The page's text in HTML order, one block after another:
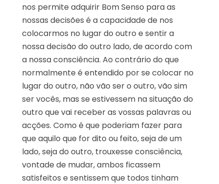
nos permite adquirir Bom Senso para as
nossas decisões é a capacidade de nos
colocarmos no lugar do outro e sentir a
nossa decisão do outro lado, de acordo com
a nossa consciência. Ao contrário do que
normalmente é entendido por se colocar no
lugar do outro, não vão ser o outro, vão sim
ser vocês, mas se estivessem na situação do
outro que vai receber as vossas palavras ou
acções. Como é que poderiam fazer para
que aquilo que for dito ou feito, seja de um
lado, seja do outro, trouxesse consciência,
vontade de mudar, ambos ficassem
satisfeitos e sentissem que todos tinham